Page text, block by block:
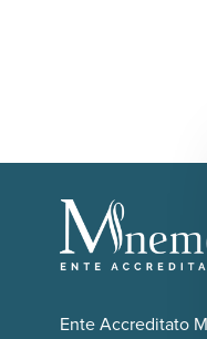
Ente Accreditato